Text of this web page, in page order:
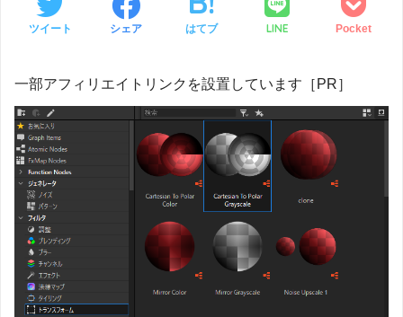
ツイート シェア はてブ LINE Pocket
一部アフィリエイトリンクを設置しています［PR］